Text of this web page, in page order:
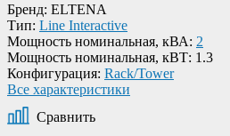
Бренд: ELTENA
Тип: Line Interactive
Мощность номинальная, кВА: 2
Мощность номинальная, кВТ: 1.3
Конфигурация: Rack/Tower
Все характеристики
Сравнить